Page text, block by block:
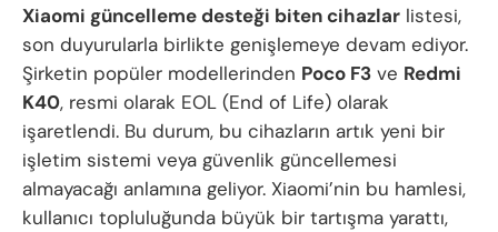
Xiaomi güncelleme desteği biten cihazlar listesi,
son duyurularla birlikte genişlemeye devam ediyor.
Şirketin popüler modellerinden Poco F3 ve Redmi
K40, resmi olarak EOL (End of Life) olarak
işaretlendi. Bu durum, bu cihazların artık yeni bir
işletim sistemi veya güvenlik güncellemesi
almayacağı anlamına geliyor. Xiaomi’nin bu hamlesi,
kullanıcı topluluğunda büyük bir tartışma yarattı,